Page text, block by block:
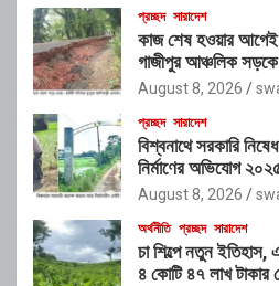
প্রচ্ছদ সারাদেশ
কাজ শেষ হওয়ার
গাজীপুর আঞ্চলিক
August 8, 2026
প্রচ্ছদ সারাদেশ
বিশ্বনাথে সরকারি
নির্মাণের অভিযোগ
আলীর নামে নামফলক
August 8, 2026
অর্থনীতি প্রচ্ছদ সারাদেশ
চা শিল্পে নতুন ইতিহাস,
৪ কোটি ৪৭ লাখ টাকার